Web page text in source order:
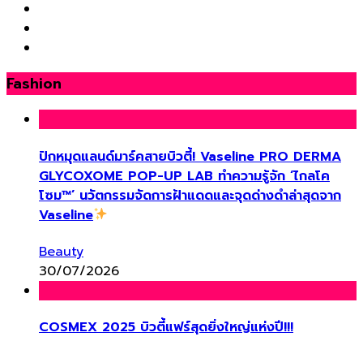
Fashion
ปักหมุดแลนด์มาร์คสายบิวตี้! Vaseline PRO DERMA
GLYCOXOME POP-UP LAB ทำความรู้จัก ‘ไกลโค
โซม™’ นวัตกรรมจัดการฝ้าแดดและจุดด่างดำล่าสุดจาก
Vaseline
Beauty
30/07/2026
COSMEX 2025 บิวตี้แฟร์สุดยิ่งใหญ่แห่งปี!!!